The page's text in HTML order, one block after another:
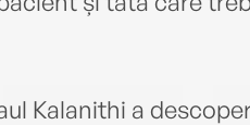
Kalanithi a